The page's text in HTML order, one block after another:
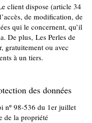
client dispose (article 34
de modification, de
qui le concernent, qu’il
De plus, Les Perles de
gratuitement ou avec
à un tiers.
des données
nº 98-536 du 1er juillet
de la propriété